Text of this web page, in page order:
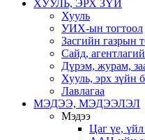
ХУУЛЬ, ЭРХ ЗҮЙ
Хууль
УИХ-ын тогтоол
Засгийн газрын
Сайд,
Дүрэм, журам,
Хууль, эрх зүйн
Лавлагаа
МЭДЭЭ, МЭДЭЭЛЭЛ
Мэдээ
Цаг үе, үйл